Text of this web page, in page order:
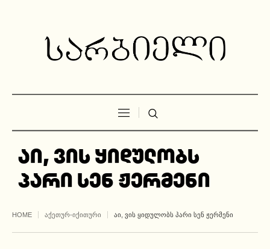
აი, ვის ყიდულობს
პარი სენ ჟერმენი
HOME ᲐᲥᲔᲗᲣᲠ-ᲘᲥᲘᲗᲣᲠᲘ ᲐᲘ, ᲕᲘᲡ ᲧᲘᲓᲣᲚᲝᲑᲡ ᲞᲐᲠᲘ ᲡᲔᲜ ᲟᲔᲠᲛᲔᲜᲘ